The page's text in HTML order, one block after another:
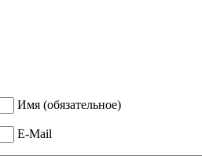
Имя (обязательное)
E-Mail